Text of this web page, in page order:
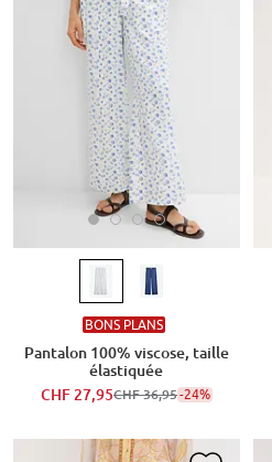
BONS PLANS
Pantalon 100% viscose, taille
élastiquée
CHF 27,95CHF 36,95-24%